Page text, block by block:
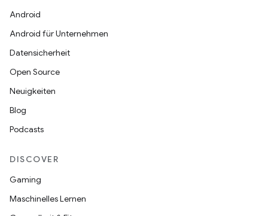
Android
Android für Unternehmen
Datensicherheit
Open Source
Neuigkeiten
Blog
Podcasts
DISCOVER
Gaming
Maschinelles Lernen